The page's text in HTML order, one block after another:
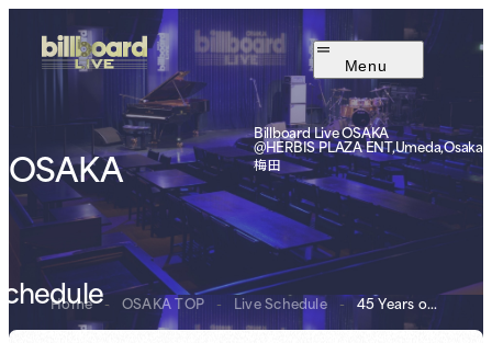
Menu
OSAKA
Billboard Live OSAKA
@HERBIS PLAZA ENT,Umeda,Osaka
梅田
Home - OSAKA TOP - Live Schedule - 45 Years of Jaz...